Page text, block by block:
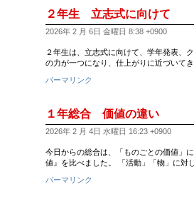
２年生 立志式に向けて
2026年 2 月 6日 金曜日 8:38 +0900
２年生は、立志式に向けて、学年発表、
の力が一つになり、仕上がりに近づいて
パーマリンク
１年総合 価値の違い
2026年 2 月 4日 水曜日 16:23 +0900
今日からの総合は、「ものごとの価値」
値』を比べました。 「活動」「物」に対
パーマリンク